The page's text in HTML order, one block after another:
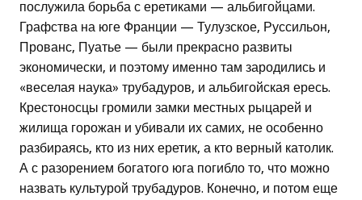
послужила борьба с еретиками — альбигойцами.
Графства на юге Франции — Тулузское, Руссильон,
Прованс, Пуатье — были прекрасно развиты
экономически, и поэтому именно там зародились и
«веселая наука» трубадуров, и альбигойская ересь.
Крестоносцы громили замки местных рыцарей и
жилища горожан и убивали их самих, не особенно
разбираясь, кто из них еретик, а кто верный католик.
А с разорением богатого юга погибло то, что можно
назвать культурой трубадуров. Конечно, и потом еще